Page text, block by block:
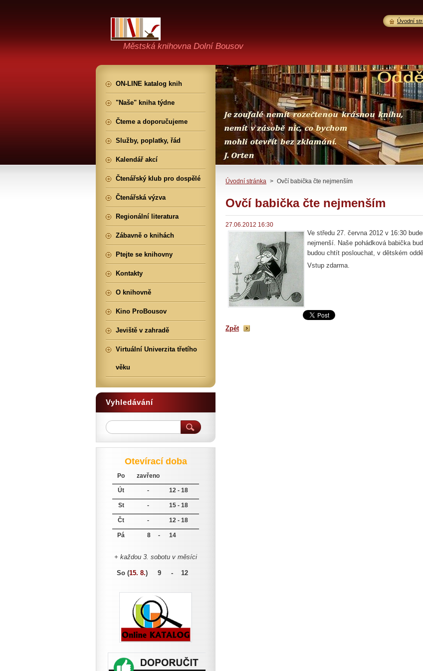
Městská knihovna Dolní Bousov
Úvodní stránka > Ovčí babička čte nejmenším
Ovčí babička čte nejmenším
27.06.2012 16:30
Ve středu 27. června 2012 v 16:30
nejmenší. Naše pohádková babička
budou chtít poslouchat, v dětském
Vstup zdarma.
Zpět
ON-LINE katalog knih
"Naše" kniha týdne
Čteme a doporučujeme
Služby, poplatky, řád
Kalendář akcí
Čtenářský klub pro dospělé
Čtenářská výzva
Regionální literatura
Zábavně o knihách
Ptejte se knihovny
Kontakty
O knihovně
Kino ProBousov
Jeviště v zahradě
Virtuální Univerzita třetího
věku
Vyhledávání
Otevírací doba
Po zavřeno
Út - 12 - 18
St - 15 - 18
Čt - 12 - 18
Pá 8 - 14
+ každou 3. sobotu v měsíci
So (15. 8.) 9 - 12
Úvodní